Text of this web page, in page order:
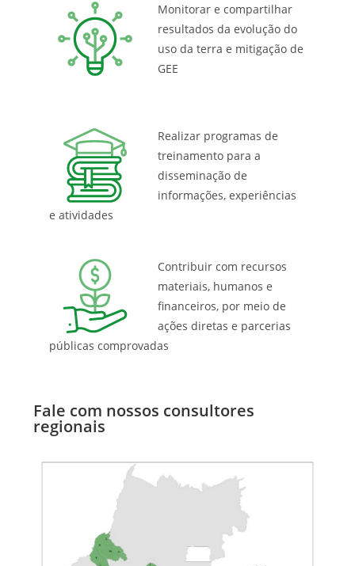
Monitorar e compartilhar
resultados da evolução do
uso da terra e mitigação de
GEE
Realizar programas de
treinamento para a
disseminação de
informações, experiências
e atividades
Contribuir com recursos
materiais, humanos e
financeiros, por meio de
ações diretas e parcerias
públicas comprovadas
Fale com nossos consultores
regionais